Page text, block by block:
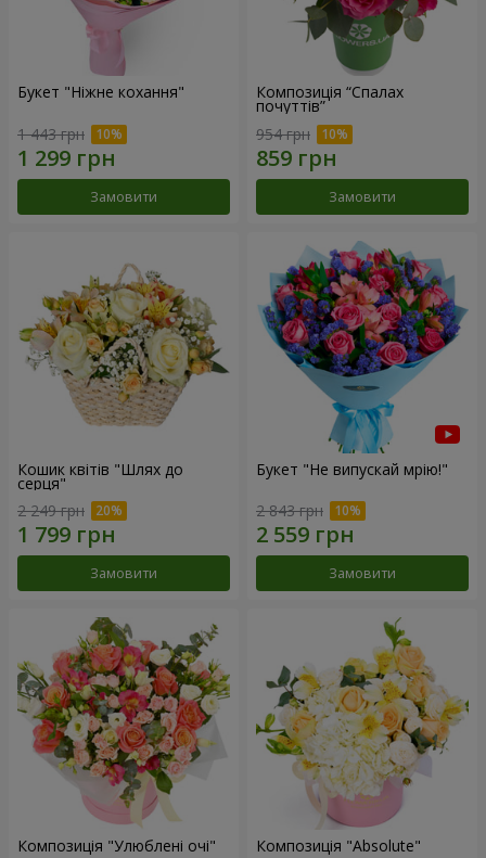
Букет "Ніжне кохання"
1 443 грн
Замовити
Композиція “Спалах
почуттів”
954 грн
Замовити
Кошик квітів "Шлях до
серця"
2 249 грн
Замовити
Букет "Не випускай мрію!"
2 843 грн
Замовити
Композиція "Улюблені очі" Композиція "Absolute"